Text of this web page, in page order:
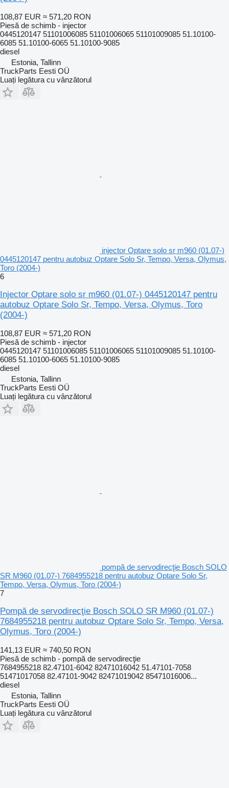
108,87 EUR ≈ 571,20 RON
Piesă de schimb - injector
0445120147 51101006085 51101006065 51101009085 51.10100-
6085 51.10100-6065 51.10100-9085
diesel
Estonia, Tallinn
TruckParts Eesti OÜ
Luați legătura cu vânzătorul
injector Optare solo sr m960 (01.07-)
0445120147 pentru autobuz Optare Solo Sr, Tempo, Versa, Olymus,
Toro (2004-)
6
Injector Optare solo sr m960 (01.07-) 0445120147 pentru
autobuz Optare Solo Sr, Tempo, Versa, Olymus, Toro
(2004-)
108,87 EUR ≈ 571,20 RON
Piesă de schimb - injector
0445120147 51101006085 51101006065 51101009085 51.10100-
6085 51.10100-6065 51.10100-9085
diesel
Estonia, Tallinn
TruckParts Eesti OÜ
Luați legătura cu vânzătorul
pompă de servodirecţie Bosch SOLO
SR M960 (01.07-) 7684955218 pentru autobuz Optare Solo Sr,
Tempo, Versa, Olymus, Toro (2004-)
7
Pompă de servodirecţie Bosch SOLO SR M960 (01.07-)
7684955218 pentru autobuz Optare Solo Sr, Tempo, Versa,
Olymus, Toro (2004-)
141,13 EUR ≈ 740,50 RON
Piesă de schimb - pompă de servodirecţie
7684955218 82.47101-6042 82471016042 51.47101-7058
51471017058 82.47101-9042 82471019042 85471016006...
diesel
Estonia, Tallinn
TruckParts Eesti OÜ
Luați legătura cu vânzătorul